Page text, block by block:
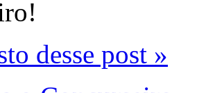
desse post »